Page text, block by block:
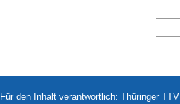
Für den Inhalt verantwortlich: Thüringer TTV